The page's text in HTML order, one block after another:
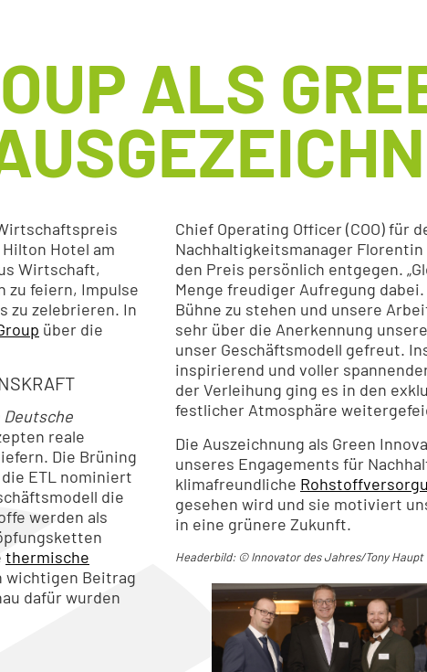
ALS
Hilton Hotel am
Wirtschaft,
zu feiern, Impulse
zu zelebrieren. In
über die
Deutsche
reale
Die Brüning
ETL nominiert
die
werden als
thermische
wichtigen Beitrag
dafür wurden
Chief Operating Officer (COO) für
Nachhaltigkeitsmanager
den Preis persönlich entgegen.
Menge freudiger Aufregung
Bühne zu stehen und unsere
sehr über die Anerkennung
unser Geschäftsmodell gefreut.
inspirierend und voller
der Verleihung ging es in den
festlicher Atmosphäre
Die Auszeichnung als Green
unseres Engagements für
klimafreundliche
gesehen wird und sie motiviert
in eine grünere Zukunft.
Headerbild: © Innovator des Jahres/Tony Haupt